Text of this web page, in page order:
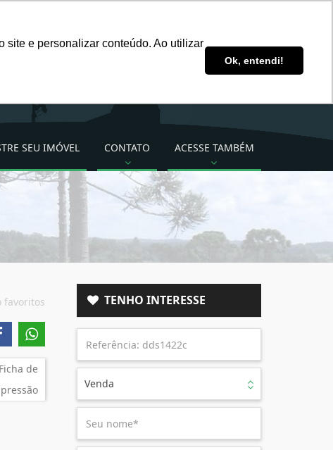
site e personalizar conteúdo. Ao utilizar
Ok, entendi!
SEU IMÓVEL CONTATO ACESSE TAMBÉM
(49) 3222-2277 (49)
favoritos
Ficha de
TENHO INTERESSE
Venda